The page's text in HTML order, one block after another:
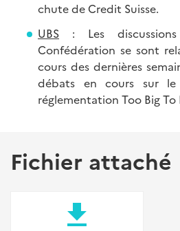
chute de Credit Suisse.
UBS : Les
Confédération se sont
cours des dernières
débats en cours sur
réglementation Too Big To
Fichier attaché
file_download